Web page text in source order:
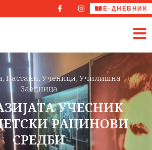
Е-ДНЕВНИК
, Настани, Ученици, Училишна
Заедница
УЧЕСНИК
РАЦИНОВИ
СРЕДБИ